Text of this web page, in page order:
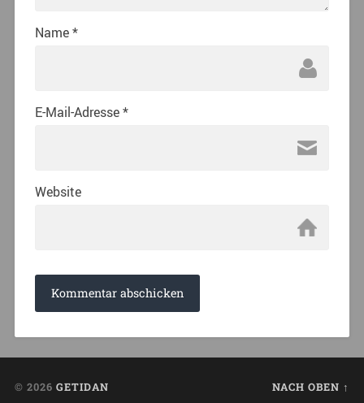
Name*
E-Mail-Adresse*
Website
© 2026 GETIDAN NACH OBEN ↑